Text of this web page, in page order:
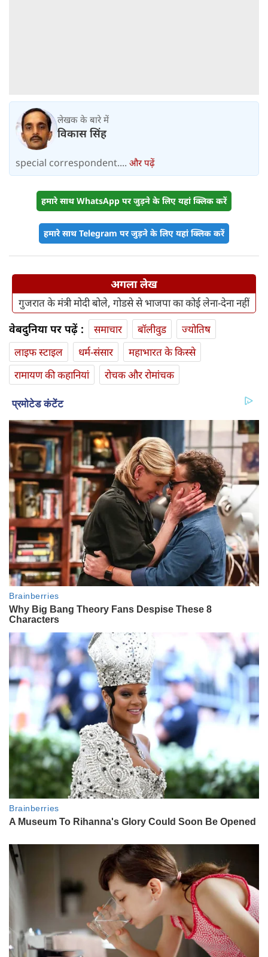
लेखक के बारे में
विकास सिंह
special correspondent.... और पढ़ें
हमारे साथ WhatsApp पर जुड़ने के लिए यहां क्लिक करें
हमारे साथ Telegram पर जुड़ने के लिए यहां क्लिक करें
अगला लेख
गुजरात के मंत्री मोदी बोले, गोडसे से भाजपा का कोई लेना-देना नहीं
वेबदुनिया पर पढ़ें : समाचार बॉलीवुड
ज्योतिष
लाइफ स्‍टाइल
धर्म-संसार
महाभारत के किस्से
रामायण की कहानियां
रोचक और रोमांचक